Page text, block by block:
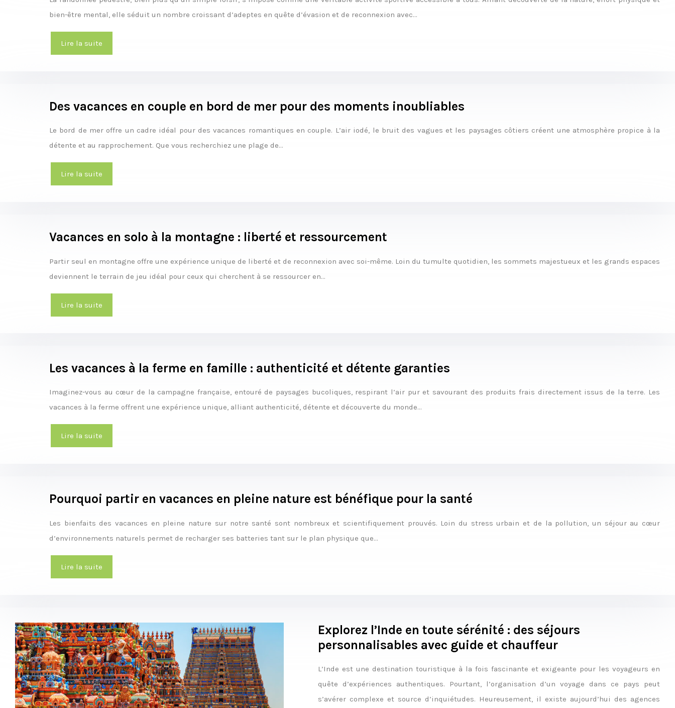
bien-être mental, elle séduit un nombre croissant d’adeptes en quête d’évasion et de reconnexion avec…
Lire la suite
Des vacances en couple en bord de mer pour des moments inoubliables
Le bord de mer offre un cadre idéal pour des vacances romantiques en couple. L’air iodé, le bruit des vagues et les paysages côtiers créent une atmosphère propice à la
détente et au rapprochement. Que vous recherchiez une plage de…
Lire la suite
Vacances en solo à la montagne : liberté et ressourcement
Partir seul en montagne offre une expérience unique de liberté et de reconnexion avec soi-même. Loin du tumulte quotidien, les sommets majestueux et les grands espaces
deviennent le terrain de jeu idéal pour ceux qui cherchent à se ressourcer en…
Lire la suite
Les vacances à la ferme en famille : authenticité et détente garanties
Imaginez-vous au cœur de la campagne française, entouré de paysages bucoliques, respirant l’air pur et savourant des produits frais directement issus de la terre. Les
vacances à la ferme offrent une expérience unique, alliant authenticité, détente et découverte du monde…
Lire la suite
Pourquoi partir en vacances en pleine nature est bénéfique pour la santé
Les bienfaits des vacances en pleine nature sur notre santé sont nombreux et scientifiquement prouvés. Loin du stress urbain et de la pollution, un séjour au cœur
d’environnements naturels permet de recharger ses batteries tant sur le plan physique que…
Lire la suite
Explorez l’Inde en toute sérénité : des séjours
personnalisables avec guide et chauffeur
L’Inde est une destination touristique à la fois fascinante et exigeante pour les voyageurs en
quête d’expériences authentiques. Pourtant, l’organisation d’un voyage dans ce pays peut
s’avérer complexe et source d’inquiétudes. Heureusement, il existe aujourd’hui des agences